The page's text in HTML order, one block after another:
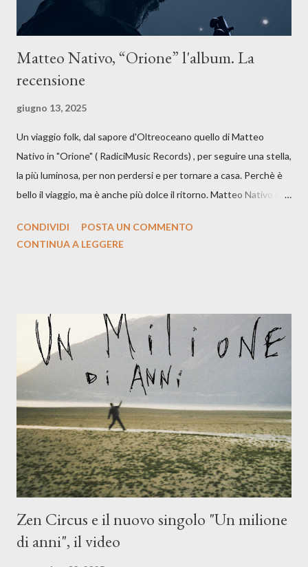
Matteo Nativo, “Orione” l'album. La
recensione
giugno 13, 2025
Un viaggio folk, dal sapore d'Oltreoceano quello di Matteo
Nativo in "Orione" ( RadiciMusic Records) , per seguire una stella,
la più luminosa, per non perdersi e per tornare a casa. Perchè è
bello il viaggio, ma è anche più dolce il ritorno. Matteo Nativo per
indubbiamente matura e consapevole oltre che con ottimi
Dicevamo. Ed è da qui che il nostro inizia questo concept
musicale, con " Che ora è" , raccontando la separazione dalla
moglie, del senso di sconfitta e del caldo afoso che opprime,
giusta condizione di sopraffazione: "Non so che ora è, che giorno
è, di questa estate che...". E' raro fare uscire come singolo una
cover, ma...
CONDIVIDI
POSTA UN COMMENTO
CONTINUA A LEGGERE
Zen Circus e il nuovo singolo "Un milione
di anni", il video